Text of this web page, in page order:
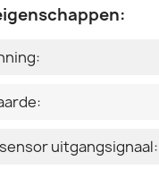
uitgangsignaal: